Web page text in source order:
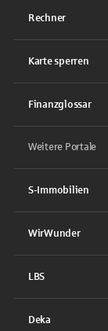
Rechner
Karte sperren
Finanzglossar
Weitere Portale
S-Immobilien
WirWunder
LBS
Deka